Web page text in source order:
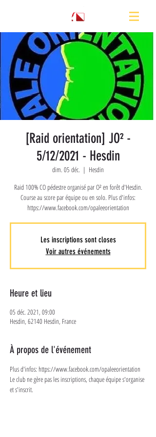
[Raid orientation] JO² -
5/12/2021 - Hesdin
dim. 05 déc.
  |
Hesdin
Raid 100% CO pédestre organisé par O² en forêt d'Hesdin.
Course au score par équipe ou en solo. Plus d'infos:
https://www.facebook.com/opaleeorientation
Les inscriptions sont closes
Voir autres événements
Heure et lieu
05 déc. 2021, 09:00
Hesdin, 62140 Hesdin, France
À propos de l'événement
Plus d'infos: https://www.facebook.com/opaleeorientation
Le club ne gère pas les inscriptions, chaque équipe s'organise
et s'inscrit.